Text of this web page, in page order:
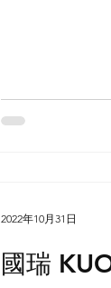
國瑞
2022年10月31日